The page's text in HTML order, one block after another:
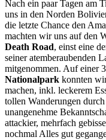
Nach ein paar Tagen am
uns in den Norden
die letzte Chance den
machten wir uns auf den
Death Road, einst eine
seiner atemberaubenden
mitgenommen. Auf einer
Nationalpark konnten
machen, inkl. leckerem
tollen Wanderungen
unangenehme
attackier, mehrfach
nochmal Alles gut